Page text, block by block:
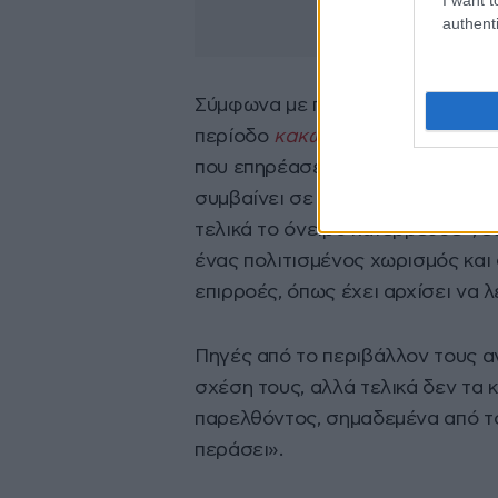
Σύμφωνα με πληροφορίες, η
περίοδο κακών
που επηρέασε και τη σχέση τους.
συμβαίνει σε κάθε ζευγάρι που
τελικά το όνειρο κατέρρευσε»,
ένας πολιτισμένος χωρισμός
επιρροές, όπως έχει αρχίσει να
Πηγές από το περιβάλλον τους
σχέση τους, αλλά τελικά δεν
παρελθόντος, σημαδεμένα από
περάσει».